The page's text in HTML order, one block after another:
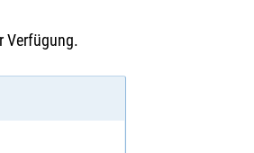
Verfügung.